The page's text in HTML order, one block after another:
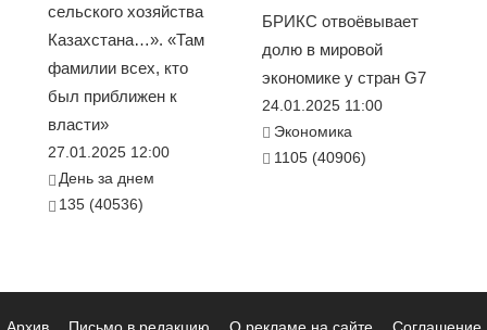
сельского хозяйства
Казахстана…». «Там
фамилии всех, кто
был приближен к
власти»
27.01.2025 12:00
День за днем
135 (40536)
БРИКС отвоёвывает
долю в мировой
экономике у стран G7
24.01.2025 11:00
Экономика
1105 (40906)